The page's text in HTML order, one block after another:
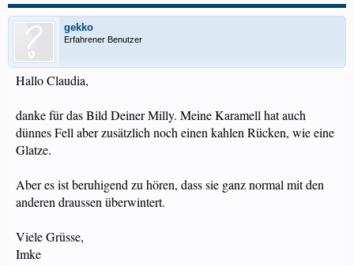
gekko
Erfahrener Benutzer
Hallo Claudia,
danke für das Bild Deiner Milly. Meine Karamell hat auch
dünnes Fell aber zusätzlich noch einen kahlen Rücken, wie eine
Glatze.
Aber es ist beruhigend zu hören, dass sie ganz normal mit den
anderen draussen überwintert.
Viele Grüsse,
Imke